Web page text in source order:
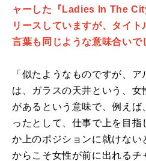
ャーした『Ladies In The
リースしていますが、タイ
言葉も同じような意味合いで
「似たようなものですが、
は、ガラスの天井という、
があるという意味で、例えば
ったとして、仕事で上を目
か上のポジションに就けな
からこそ女性が前に出れるチ